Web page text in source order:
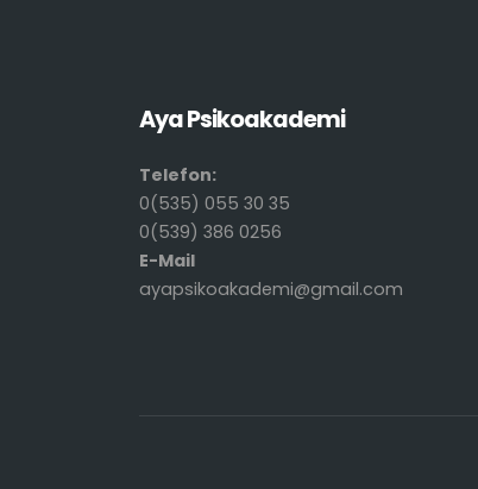
Aya Psikoakademi
Telefon:
0(535) 055 30 35
0(539) 386 0256
E-Mail
ayapsikoakademi@gmail.com